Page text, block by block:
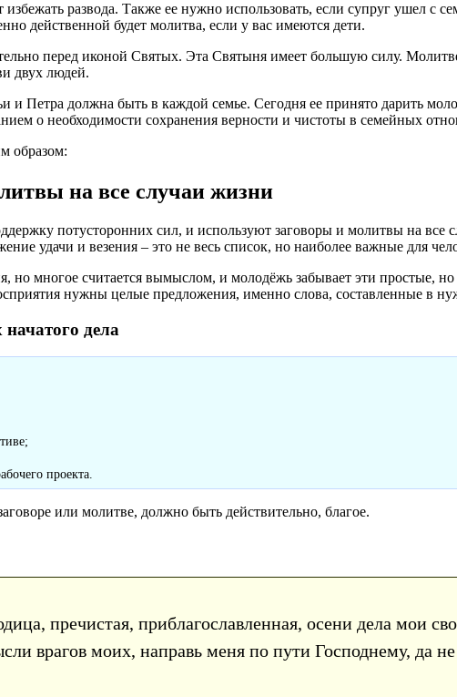
развода. Также ее нужно использовать, если супруг ушел с
действенной будет молитва, если у вас имеются дети.
перед иконой Святых. Эта Святыня имеет большую силу.
двух людей.
и Петра должна быть в каждой семье. Сегодня ее принято дарить
о необходимости сохранения верности и чистоты в семейных
образом:
на все случаи жизни
потусторонних сил, и используют заговоры и молитвы на все
удачи и везения – это не весь список, но наиболее важные для
но многое считается вымыслом, и молодёжь забывает эти простые,
нужны целые предложения, именно слова, составленные в
дела
проекта.
или молитве, должно быть действительно, благое.
пречистая, приблагославленная, осени дела мои
врагов моих, направь меня по пути Господнему, да